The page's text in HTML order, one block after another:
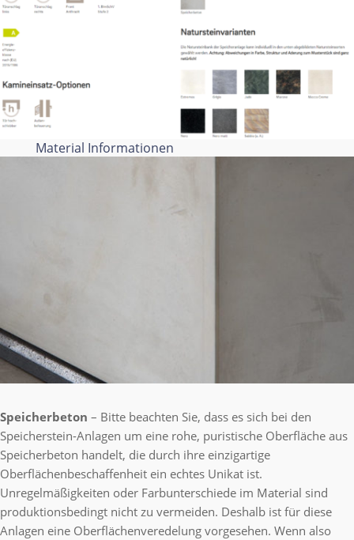
Material Informationen
Speicherbeton – Bitte beachten Sie, dass es sich bei den
Speicherstein-Anlagen um eine rohe, puristische Oberfläche aus
Speicherbeton handelt, die durch ihre einzigartige
Oberflächenbeschaffenheit ein echtes Unikat ist.
Unregelmäßigkeiten oder Farbunterschiede im Material sind
produktionsbedingt nicht zu vermeiden. Deshalb ist für diese
Anlagen eine Oberflächenveredelung vorgesehen. Wenn also